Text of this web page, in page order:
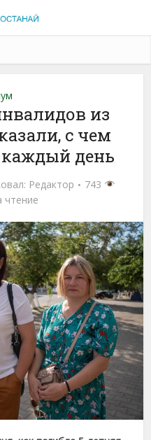
из
с чем
день
Редактор
743
чтение